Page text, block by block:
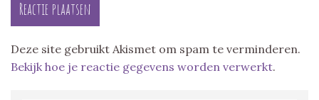
Deze site gebruikt Akismet om spam te verminderen.
Bekijk hoe je reactie gegevens worden verwerkt.